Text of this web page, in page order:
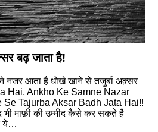
बढ़ जाता है!
नजर आता है धोखे खाने से तजुर्बा अक़्सर
Hai, Ankho Ke Samne Nazar
Tajurba Aksar Badh Jata Hai!!
माफ़ी की उम्मीद कैसे कर सकते है
ये…